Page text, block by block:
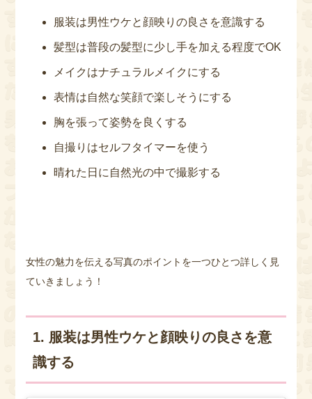
服装は男性ウケと顔映りの良さを意識する
髪型は普段の髪型に少し手を加える程度でOK
メイクはナチュラルメイクにする
表情は自然な笑顔で楽しそうにする
胸を張って姿勢を良くする
自撮りはセルフタイマーを使う
晴れた日に自然光の中で撮影する
女性の魅力を伝える写真のポイントを一つひとつ詳しく見
ていきましょう！
1. 服装は男性ウケと顔映りの良さを意
識する